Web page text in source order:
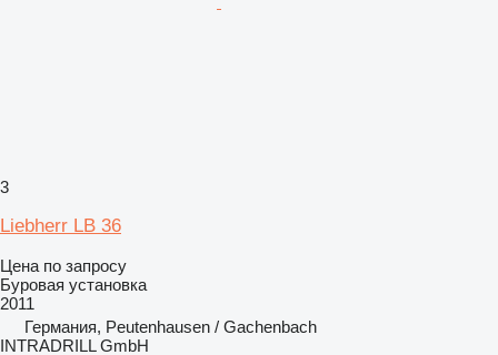
3
Liebherr LB 36
Цена по запросу
Буровая установка
2011
Германия, Peutenhausen / Gachenbach
INTRADRILL GmbH